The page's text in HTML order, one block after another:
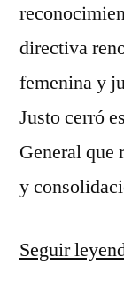
directiva
femenina y
Justo cerró
General que
y
Seguir